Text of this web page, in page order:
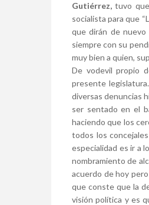
Gutiérrez, tuvo
socialista para que
que dirán de nuevo
siempre con su
muy bien a quien,
De vodevil propio
presente
diversas denuncias
ser sentado en el
haciendo que los
todos los
especialidad es ir a
nombramiento de
acuerdo de hoy
que conste que la
visión política y es